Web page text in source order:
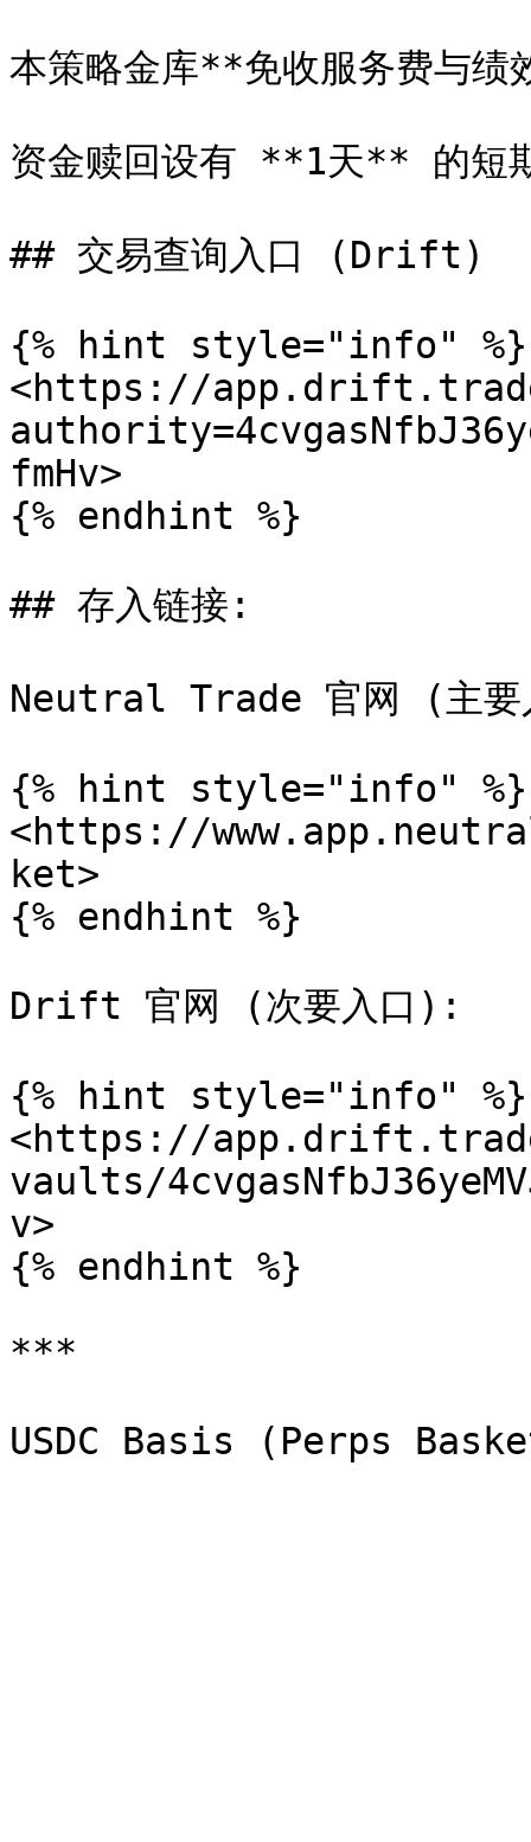
本策略金库**免收服务费与绩
资金赎回设有 **1天** 的短
## 交易查询入口 (Drift)
{% hint style="info" %}
<https://
fmHv>
{% endhint %}
## 存入链接:
Neutral Trade 官网 (主
{% hint style="info" %}
<https://
ket>
{% endhint %}
Drift 官网 (次要入口):
{% hint style="info" %}
<https://
vaults/
v>
{% endhint %}
***